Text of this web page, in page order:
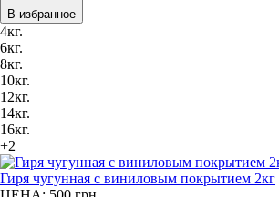
В избранное
4кг.
6кг.
8кг.
10кг.
12кг.
14кг.
16кг.
+2
Гиря чугунная с виниловым покрытием 2кг